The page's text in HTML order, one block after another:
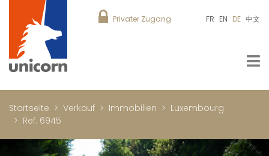
Privater Zugang FR EN DE 中文
Startseite Verkauf Immobilien
Luxembourg
Ref. 6945